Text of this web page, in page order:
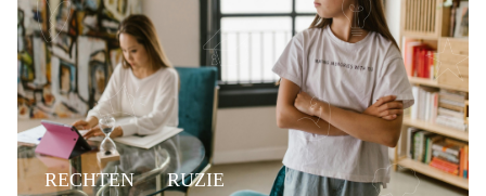
RECHTEN RUZIE